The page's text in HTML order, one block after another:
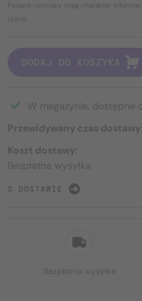
Bezpłatna wysyłka
Podane rozmiary mają charakter
różnić.
DODAJ DO KOSZYKA
W magazynie, dostępne
Przewidywany czas dostawy:
Koszt dostawy:
Bezpłatna wysyłka
O DOSTAWIE